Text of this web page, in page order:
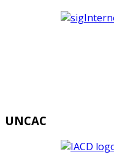
UNCAC